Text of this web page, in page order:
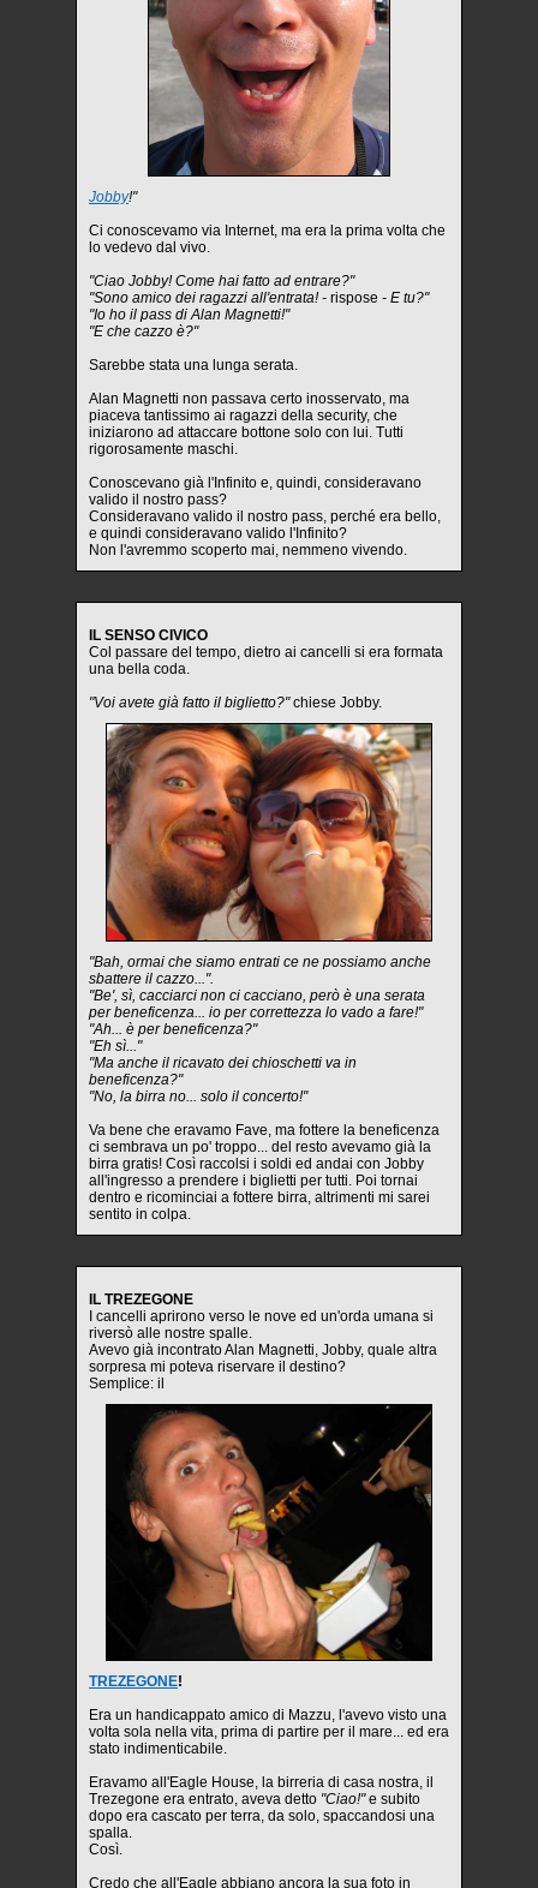
Jobby!"
Ci conoscevamo via Internet, ma era la prima volta che
lo vedevo dal vivo.
"Ciao Jobby! Come hai fatto ad entrare?"
"Sono amico dei ragazzi all'entrata! - rispose - E tu?"
"Io ho il pass di Alan Magnetti!"
"E che cazzo è?"
Sarebbe stata una lunga serata.
Alan Magnetti non passava certo inosservato, ma
piaceva tantissimo ai ragazzi della security, che
iniziarono ad attaccare bottone solo con lui. Tutti
rigorosamente maschi.
Conoscevano già l'Infinito e, quindi, consideravano
valido il nostro pass?
Consideravano valido il nostro pass, perché era bello,
e quindi consideravano valido l'Infinito?
Non l'avremmo scoperto mai, nemmeno vivendo.
IL SENSO CIVICO
Col passare del tempo, dietro ai cancelli si era formata
una bella coda.
"Voi avete già fatto il biglietto?"chiese Jobby.
"Bah, ormai che siamo entrati ce ne possiamo anche
sbattere il cazzo...".
"Be', sì, cacciarci non ci cacciano, però è una serata
per beneficenza... io per correttezza lo vado a fare!"
"Ah... è per beneficenza?"
"Eh sì..."
"Ma anche il ricavato dei chioschetti va in
beneficenza?"
"No, la birra no... solo il concerto!"
Va bene che eravamo Fave, ma fottere la beneficenza
ci sembrava un po' troppo... del resto avevamo già la
birra gratis! Così raccolsi i soldi ed andai con Jobby
all'ingresso a prendere i biglietti per tutti. Poi tornai
dentro e ricominciai a fottere birra, altrimenti mi sarei
sentito in colpa.
IL TREZEGONE
I cancelli aprirono verso le nove ed un'orda umana si
riversò alle nostre spalle.
Avevo già incontrato Alan Magnetti, Jobby, quale altra
sorpresa mi poteva riservare il destino?
Semplice: il
TREZEGONE!
Era un handicappato amico di Mazzu, l'avevo visto una
volta sola nella vita, prima di partire per il mare... ed era
stato indimenticabile.
Eravamo all'Eagle House, la birreria di casa nostra, il
Trezegone era entrato, aveva detto "Ciao!"e subito
dopo era cascato per terra, da solo, spaccandosi una
spalla.
Così.
Credo che all'Eagle abbiano ancora la sua foto in